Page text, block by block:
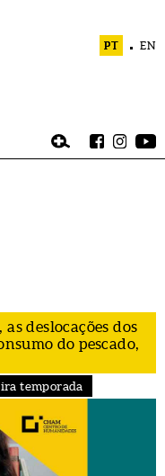
PT EN
deslocações dos
do pescado,
temporada